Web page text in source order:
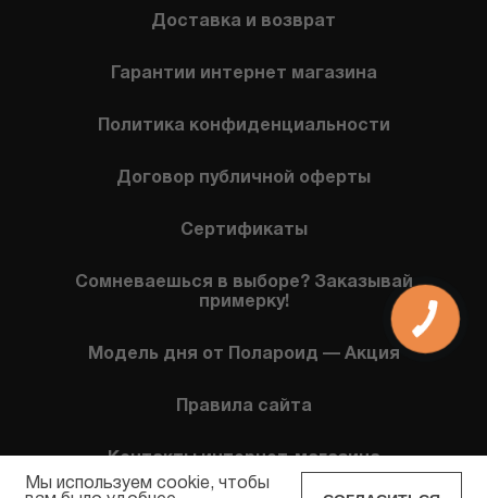
Доставка и возврат
Гарантии интернет магазина
Политика конфиденциальности
Договор публичной оферты
Сертификаты
Сомневаешься в выборе? Заказывай
примерку!
Модель дня от Полароид — Акция
Правила сайта
Контакты интернет-магазина
Мы используем cookie, чтобы
КНОПКА
СВЯЗИ